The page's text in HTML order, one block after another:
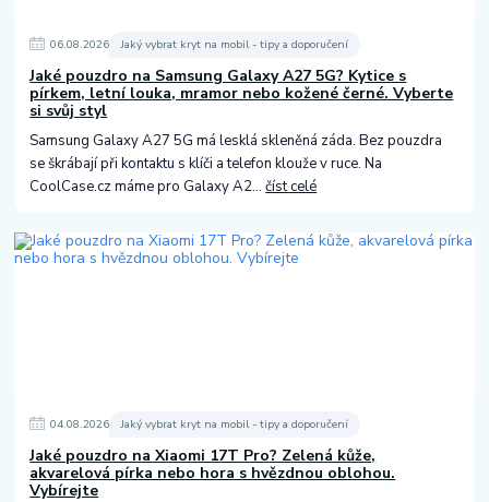
06.08.2026 Jaký vybrat kryt na mobil - tipy a doporučení
Jaké pouzdro na Samsung Galaxy A27 5G? Kytice s
pírkem, letní louka, mramor nebo kožené černé. Vyberte
si svůj styl
Samsung Galaxy A27 5G má lesklá skleněná záda. Bez pouzdra
se škrábají při kontaktu s klíči a telefon klouže v ruce. Na
CoolCase.cz máme pro Galaxy A2...číst celé
04.08.2026 Jaký vybrat kryt na mobil - tipy a doporučení
Jaké pouzdro na Xiaomi 17T Pro? Zelená kůže,
akvarelová pírka nebo hora s hvězdnou oblohou.
Vybírejte